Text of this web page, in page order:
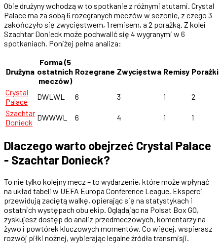
Obie drużyny wchodzą w to spotkanie z różnymi atutami. Crystal
Palace ma za sobą 6 rozegranych meczów w sezonie, z czego 3
zakończyło się zwycięstwem, 1 remisem, a 2 porażką. Z kolei
Szachtar Donieck może pochwalić się 4 wygranymi w 6
spotkaniach. Poniżej pełna analiza:
Drużyna
Forma (5
ostatnich
meczów)
Rozegrane Zwycięstwa Remisy Porażki
Crystal
Palace
DWLWL 6 3 1 2
Szachtar
Donieck
DWWWL 6 4 1 1
Dlaczego warto obejrzeć Crystal Palace
- Szachtar Donieck?
To nie tylko kolejny mecz – to wydarzenie, które może wpłynąć
na układ tabeli w UEFA Europa Conference League. Eksperci
przewidują zaciętą walkę, opierając się na statystykach i
ostatnich występach obu ekip. Oglądając na Polsat Box GO,
zyskujesz dostęp do analiz przedmeczowych, komentarzy na
żywo i powtórek kluczowych momentów. Co więcej, wspierasz
rozwój piłki nożnej, wybierając legalne źródła transmisji.